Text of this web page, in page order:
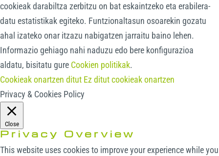
cookieak darabiltza zerbitzu on bat eskaintzeko eta erabilera-
datu estatistikak egiteko. Funtzionaltasun osoarekin gozatu
ahal izateko onar itzazu nabigatzen jarraitu baino lehen.
Informazio gehiago nahi naduzu edo bere konfigurazioa
aldatu, bisitatu gure Cookien politikak.
Cookieak onartzen ditut Ez ditut cookieak onartzen
Privacy & Cookies Policy
Close
Privacy Overview
This website uses cookies to improve your experience while you